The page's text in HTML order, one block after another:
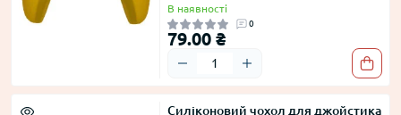
В наявності
0
79.00 ₴
Силіконовий чохол для джойстика